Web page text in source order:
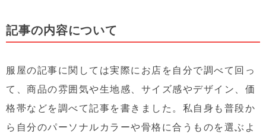
記事の内容について
服屋の記事に関しては実際にお店を自分で調べて回っ
て、商品の雰囲気や生地感、サイズ感やデザイン、価
格帯などを調べて記事を書きました。私自身も普段か
ら自分のパーソナルカラーや骨格に合うものを選ぶよ